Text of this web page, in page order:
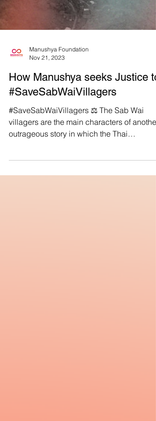
Manushya Foundation
Nov 21, 2023
How Manushya seeks Justice to
#SaveSabWaiVillagers
#SaveSabWaiVillagers ⚖️ The Sab Wai
villagers are the main characters of another
outrageous story in which the Thai